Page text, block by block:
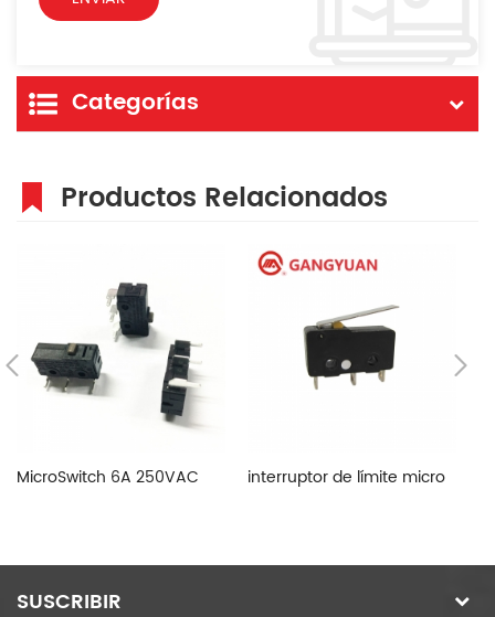
Categorías
Productos Relacionados
MicroSwitch 6A 250VAC interruptor de límite micro
SUSCRIBIR